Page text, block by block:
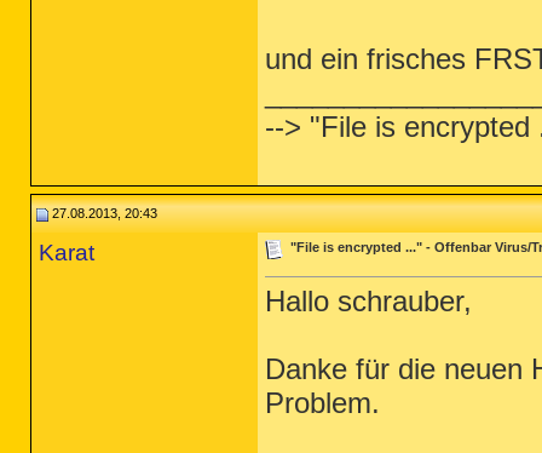
und ein frisches
--> "File is
27.08.2013, 20:43
Karat "File is encrypted ..." - Offenbar Virus/
Hallo schrauber,
Danke für die neuen
Problem.